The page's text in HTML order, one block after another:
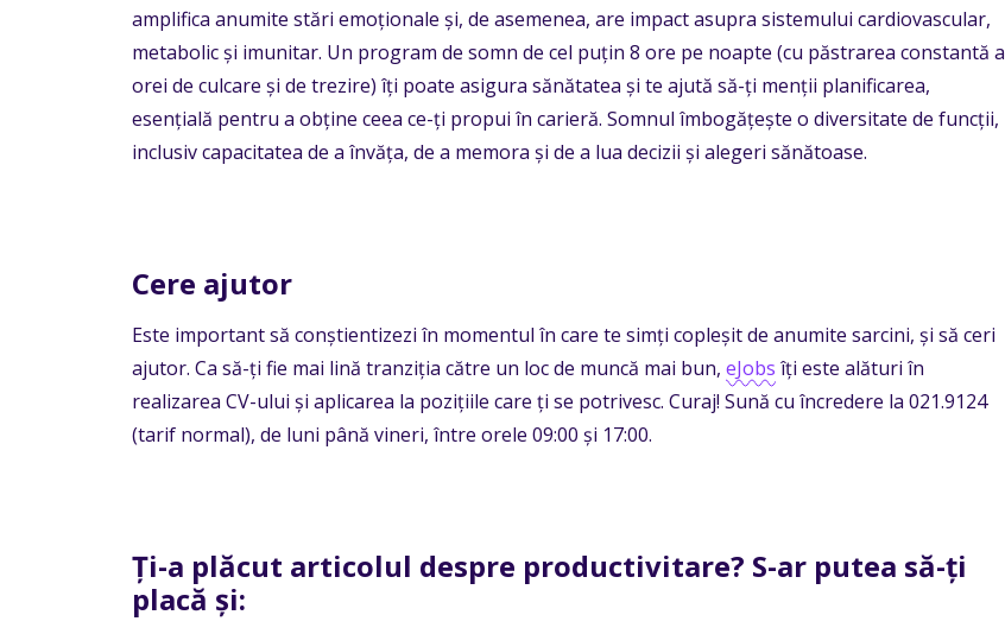
amplifica anumite stări emoționale și, de asemenea, are impact asupra sistemului cardiovascular,
metabolic și imunitar. Un program de somn de cel puțin 8 ore pe noapte (cu păstrarea constantă a
orei de culcare și de trezire) îți poate asigura sănătatea și te ajută să-ți menții planificarea,
esențială pentru a obține ceea ce-ți propui în carieră. Somnul îmbogățește o diversitate de funcții,
inclusiv capacitatea de a învăța, de a memora și de a lua decizii și alegeri sănătoase.
Cere ajutor
Este important să conștientizezi în momentul în care te simți copleșit de anumite sarcini, și să ceri
ajutor. Ca să-ți fie mai lină tranziția către un loc de muncă mai bun, eJobs îți este alături în
realizarea CV-ului și aplicarea la pozițiile care ți se potrivesc. Curaj! Sună cu încredere la 021.9124
(tarif normal), de luni până vineri, între orele 09:00 și 17:00.
Ți-a plăcut articolul despre productivitare? S-ar putea să-ți
placă și: